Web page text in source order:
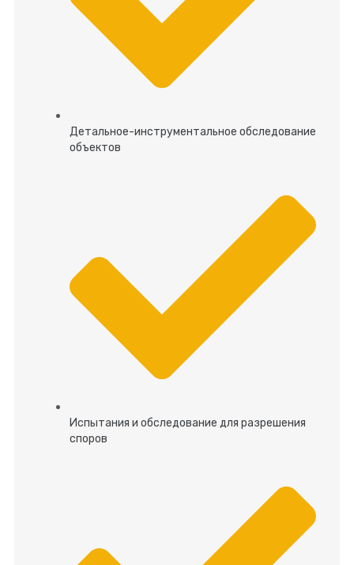
Детальное-инструментальное обследование
объектов
Испытания и обследование для разрешения
споров